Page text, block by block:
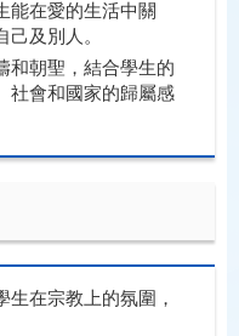
能在愛的生活中關
及別人。
和朝聖，結合學生的
社會和國家的歸屬感
在宗教上的氛圍，